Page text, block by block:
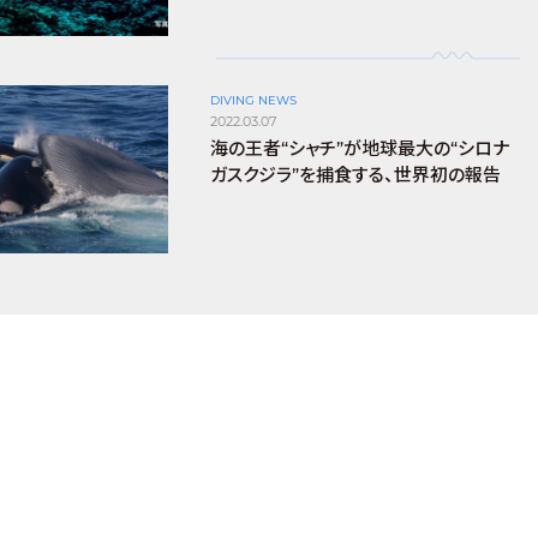
DIVING NEWS
2022.03.07
海の王者“シャチ”が地球最大の“シロナ
ガスクジラ”を捕食する、世界初の報告